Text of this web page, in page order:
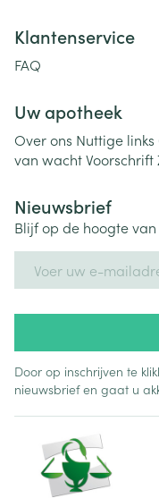
Klantenservice
FAQ
Uw apotheek
Over ons Nuttige links
van wachtVoorschrift
Nieuwsbrief
Blijf op de hoogte
Door op inschrijven te
nieuwsbrief en gaat u